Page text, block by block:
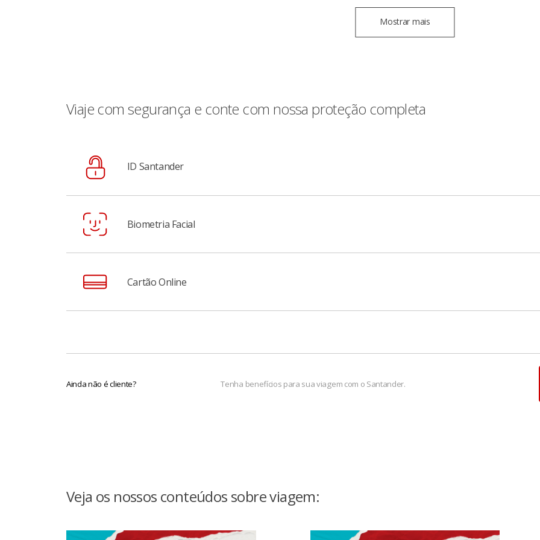
Mostrar mais
Viaje com segurança e conte com nossa proteção completa
ID Santander
O ID Santander é uma funcionalidade de segurança que protege suas transações com verificação em
Atendimento.
Biometria Facial
A Biometria Facial é uma funcionalidade que confirma sua identidade por reconhecimento facial,
Cartão Online
sites e aplicativos e inclusive em pagamentos de uso recorrente, como aplicativos de músicas, transporte,
Ainda não é cliente? Tenha benefícios para sua viagem com o Santander.
Veja os nossos conteúdos sobre viagem: